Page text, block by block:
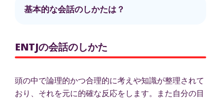
基本的な会話のしかたは？
ENTJの会話のしかた
頭の中で論理的かつ合理的に考えや知識が整理されて
おり、それを元に的確な反応をします。また自分の目